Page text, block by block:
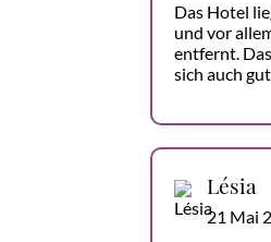
Das Hotel
und vor
entfernt.
sich auch
Lésia
21 Mai